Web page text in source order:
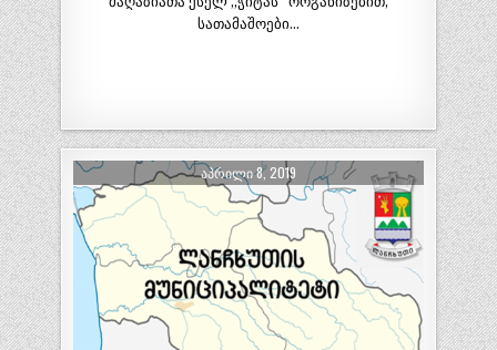
სათამაშოები…
ᲐᲞᲠᲘᲚᲘ 8, 2019